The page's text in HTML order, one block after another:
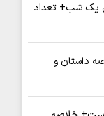
یک شب+ تعداد
داستان و